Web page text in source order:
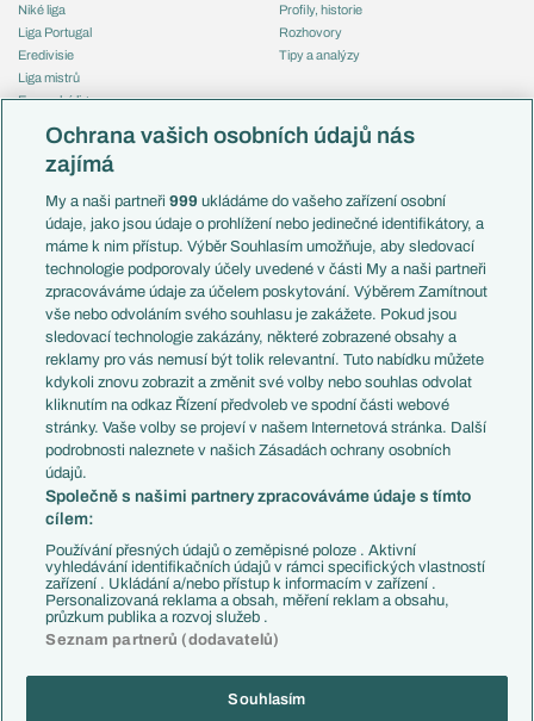
Niké liga
Liga Portugal
Eredivisie
Liga mistrů
Evropská liga
Mistrovství světa
Liga národů
Témata
Představení týmů MS
EuroSkauting
PL v kostce
Evropské koeficienty
Přestupy
Přestupové spekulace
Zranění
Kluby
Arsenal FC
Chelsea FC
Manchester United
AC Milán
Juventus FC
Bayern Mnichov
FC Barcelona
Real Madrid
Profily, historie
Rozhovory
Tipy a analýzy
Česko
Francie
Itálie
Německo
Španělsko
Argentina
Brazílie
Přestupy
Zápasy
Livescore
Tipovací soutěž
Ochrana vašich osobních údajů nás
zajímá
My a naši partneři999 ukládáme do vašeho zařízení osobní
údaje, jako jsou údaje o prohlížení nebo jedinečné identifikátory, a
máme k nim přístup. Výběr Souhlasím umožňuje, aby sledovací
technologie podporovaly účely uvedené v části My a naši partneři
zpracováváme údaje za účelem poskytování. Výběrem Zamítnout
vše nebo odvoláním svého souhlasu je zakážete. Pokud jsou
sledovací technologie zakázány, některé zobrazené obsahy a
reklamy pro vás nemusí být tolik relevantní. Tuto nabídku můžete
kdykoli znovu zobrazit a změnit své volby nebo souhlas odvolat
kliknutím na odkaz Řízení předvoleb ve spodní části webové
stránky. Vaše volby se projeví v našem Internetová stránka. Další
podrobnosti naleznete v našich Zásadách ochrany osobních
údajů.
Společně s našimi partnery zpracováváme údaje s tímto
cílem:
Používání přesných údajů o zeměpisné poloze . Aktivní
vyhledávání identifikačních údajů v rámci specifických vlastností
zařízení . Ukládání a/nebo přístup k informacím v zařízení .
Personalizovaná reklama a obsah, měření reklam a obsahu,
průzkum publika a rozvoj služeb .
Seznam partnerů (dodavatelů)
Souhlasím